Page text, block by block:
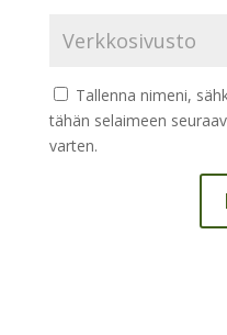
Tallenna nimeni,
tähän selaimeen
varten.